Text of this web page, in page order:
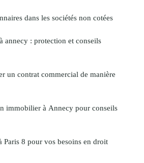
dans les sociétés non cotées
annecy : protection et conseils
un contrat commercial de manière
immobilier à Annecy pour conseils
Paris 8 pour vos besoins en droit